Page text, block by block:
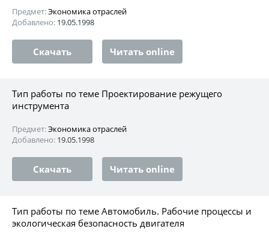
Предмет:Экономика отраслей
Добавлено: 19.05.1998
Скачать Читать online
Тип работы по теме Проектирование режущего
инструмента
Предмет:Экономика отраслей
Добавлено: 19.05.1998
Скачать Читать online
Тип работы по теме Автомобиль. Рабочие процессы и
экологическая безопасность двигателя